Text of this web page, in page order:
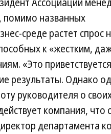
помимо названных
среде растет спрос
к «жестким,
«Это
результаты. Однако
руководителя о
компания, что
департамента